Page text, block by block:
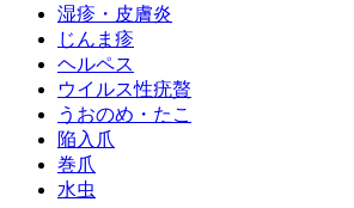
湿疹・皮膚炎
じんま疹
ヘルペス
ウイルス性疣贅
うおのめ・たこ
陥入爪
巻爪
水虫